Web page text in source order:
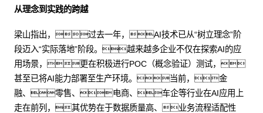
从理念到实践的跨越
梁山指出，过去一年，AI技术已从“树立理念”阶
段迈入“实际落地”阶段。越来越多企业不仅在探索AI的应
用场景，更在积极进行POC（概念验证）测试，
甚至已将AI能力部署至生产环境。当前，金
融、零售、电商、车企等行业在AI应用上
走在前列，其优势在于数据质量高、业务流程适配性